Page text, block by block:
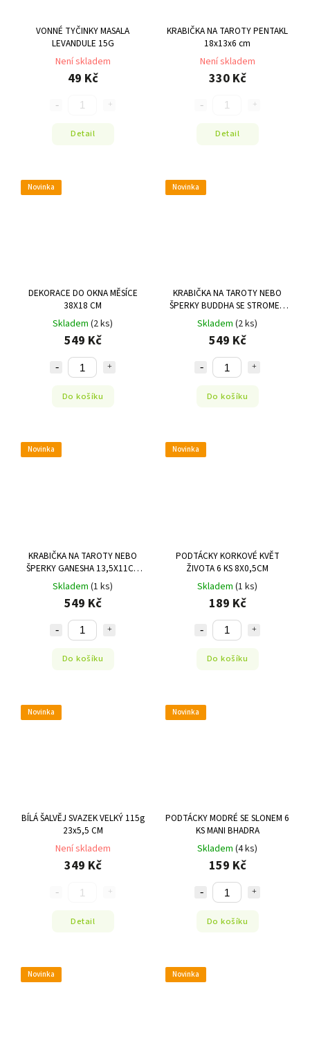
VONNÉ TYČINKY MASALA
LEVANDULE 15G
Není skladem
49 Kč
Detail
KRABIČKA NA TAROTY PENTAKL
18x13x6 cm
Není skladem
330 Kč
Detail
Novinka
DEKORACE DO OKNA MĚSÍCE
38X18 CM
Skladem (2 ks)
549 Kč
Do košíku
Novinka
KRABIČKA NA TAROTY NEBO
ŠPERKY BUDDHA SE STROMEM
13,5X11CM PÍSEK
Skladem (2 ks)
549 Kč
Do košíku
Novinka
KRABIČKA NA TAROTY NEBO
ŠPERKY GANESHA 13,5X11CM
PÍSEK MANI BHADRA
Skladem (1 ks)
549 Kč
Do košíku
Novinka
PODTÁCKY KORKOVÉ KVĚT
ŽIVOTA 6 KS 8X0,5CM
Skladem (1 ks)
189 Kč
Do košíku
Novinka
BÍLÁ ŠALVĚJ SVAZEK VELKÝ 115g
23x5,5 CM
Není skladem
349 Kč
Detail
Novinka
PODTÁCKY MODRÉ SE SLONEM 6
KS MANI BHADRA
Skladem (4 ks)
159 Kč
Do košíku
Novinka Novinka